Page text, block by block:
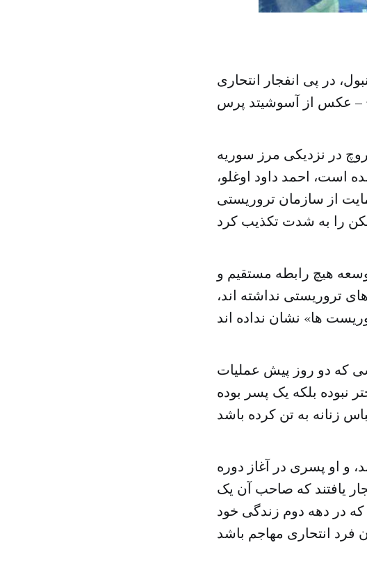
در پی انفجار انتحاری
– عکس از آسوشیتد پرس
در نزدیکی مرز سوریه
است، احمد داود اوغلو،
از سازمان تروریستی
هیچ رابطه مستقیم و
تروریستی نداشته اند،
که دو روز پیش عملیات
نبوده بلکه یک پسر بوده
و او پسری در آغاز دوره
یافتند که صاحب آن یک
که در دهه دوم زندگی خود